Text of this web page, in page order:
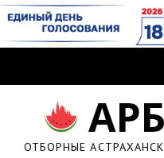
ОТБОРНЫЕ